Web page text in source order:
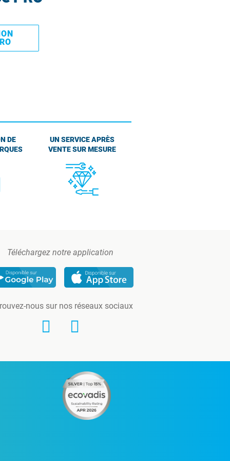
DE
UN SERVICE APRÈS
VENTE SUR MESURE
Téléchargez notre application
nous sur nos réseaux sociaux